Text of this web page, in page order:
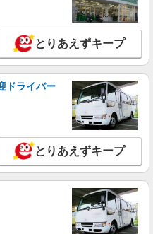
・゜+゜・。○。・゜+゜
詳細を見る
の店舗スタッフ
〜266100円（経験・能力によ
り4ヶ月 ※残業代支給 ★交通費
金10万円支給(規定有) お友達
センティブ支給(規定有) ゜・。
。・゜+゜
のsoftbankショップ
詳細を見る
とりあえずキープ
ドライバー
とりあえずキープ